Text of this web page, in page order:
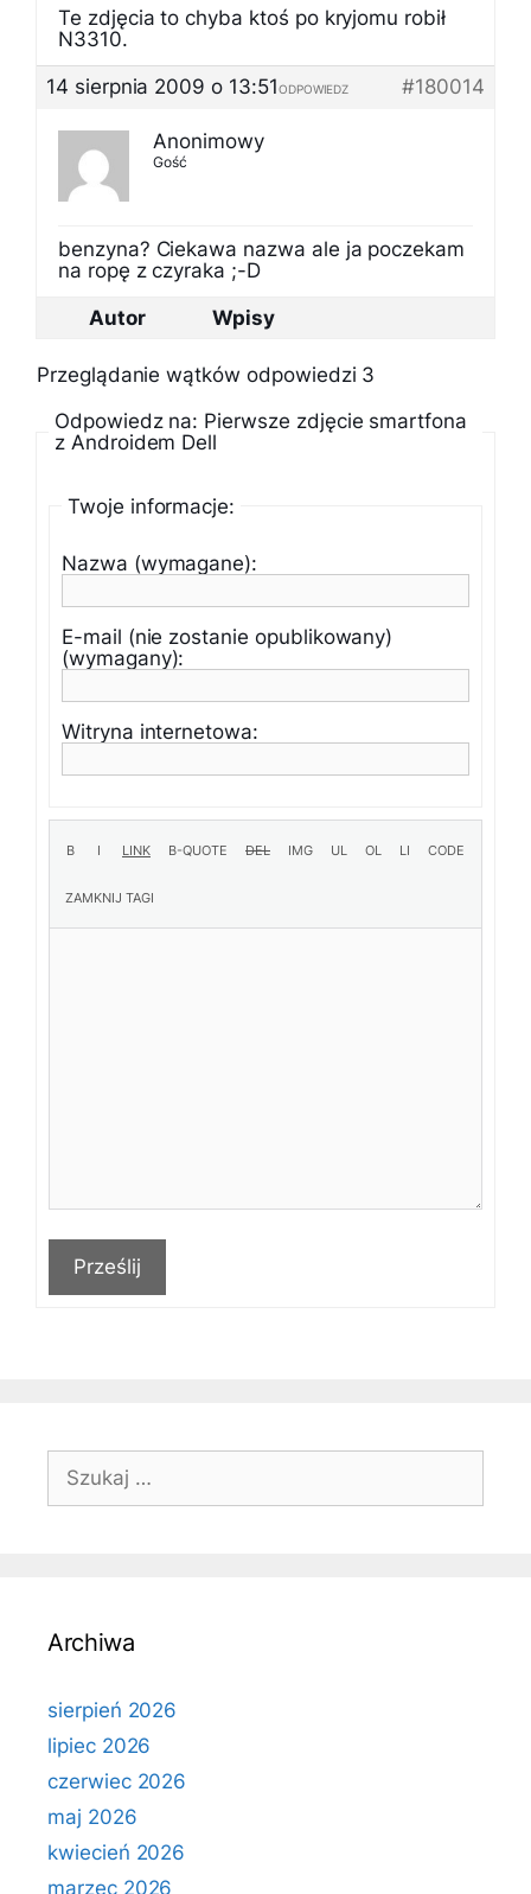
Te zdjęcia to chyba ktoś po kryjomu robił
N3310.
14 sierpnia 2009 o 13:51
#180014
ODPOWIEDZ
Anonimowy
Gość
benzyna? Ciekawa nazwa ale ja poczekam
na ropę z czyraka ;-D
Autor
Wpisy
Przeglądanie wątków odpowiedzi 3
Odpowiedz na: Pierwsze zdjęcie smartfona
z Androidem Dell
Twoje informacje:
Nazwa (wymagane):
E-mail (nie zostanie opublikowany)
(wymagany):
Witryna internetowa:
Prześlij
Szukaj:
Archiwa
sierpień 2026
lipiec 2026
czerwiec 2026
maj 2026
kwiecień 2026
marzec 2026